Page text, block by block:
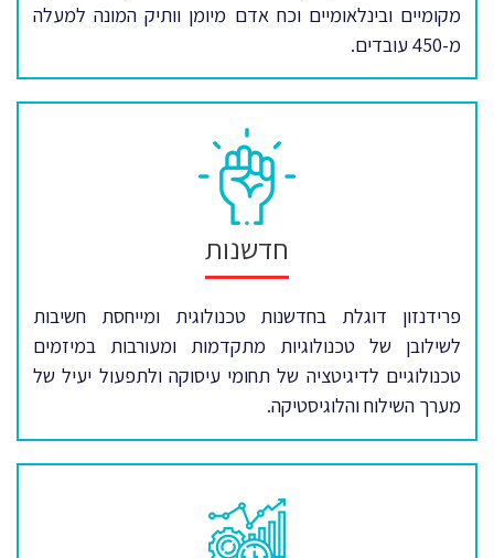
מקומיים ובינלאומיים וכח אדם מיומן וותיק המונה למעלה
מ-450 עובדים.
חדשנות
פרידנזון דוגלת בחדשנות טכנולוגית ומייחסת חשיבות
לשילובן של טכנולוגיות מתקדמות ומעורבות במיזמים
טכנולוגיים לדיגיטציה של תחומי עיסוקה ולתפעול יעיל של
מערך השילוח והלוגיסטיקה.